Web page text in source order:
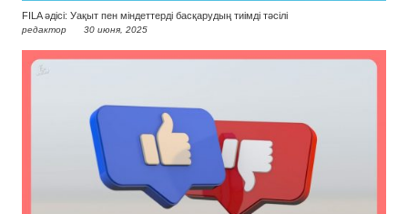
FILA әдісі: Уақыт пен міндеттерді басқарудың тиімді тәсілі
редактор 30 июня, 2025